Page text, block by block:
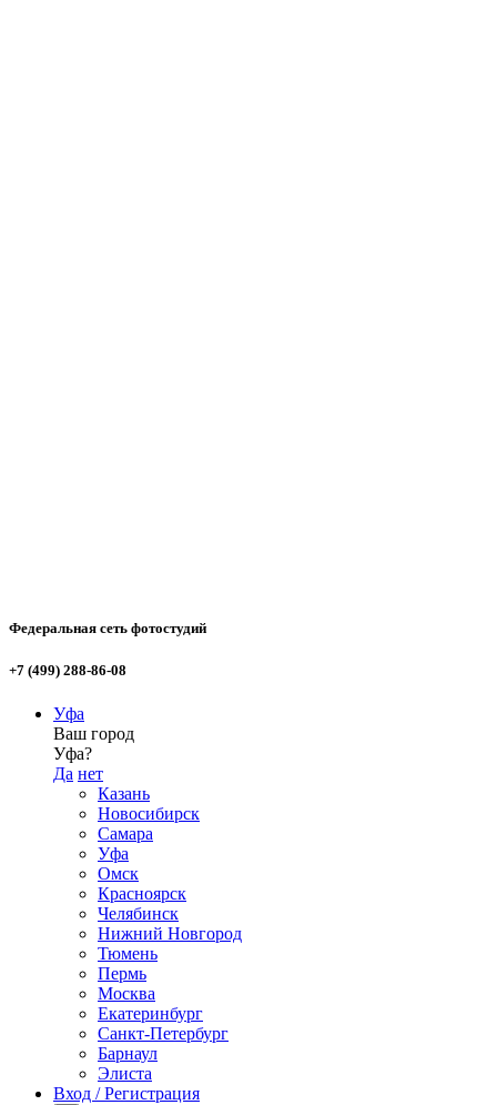
Федеральная сеть фотостудий
+7 (499) 288-86-08
Уфа
Ваш город
Уфа?
Да нет
Казань
Новосибирск
Самара
Уфа
Омск
Красноярск
Челябинск
Нижний Новгород
Тюмень
Пермь
Москва
Екатеринбург
Санкт-Петербург
Барнаул
Элиста
Вход / Регистрация